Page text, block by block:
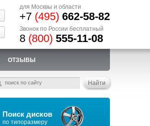
для Москвы и области
+7 (495) 662-58-82
Звонок по России бесплатный
8 (800) 555-11-08
ОТЗЫВЫ
Поиск дисков
по типоразмеру